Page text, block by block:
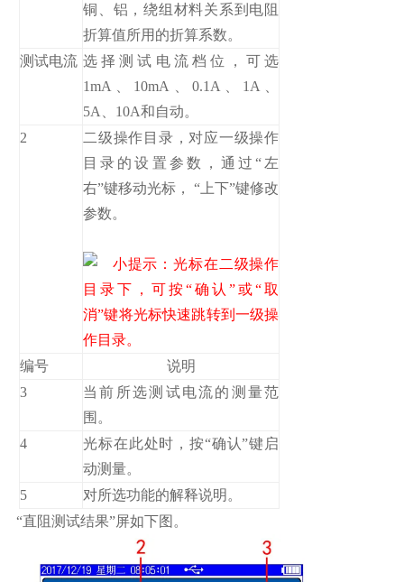
铜、铝，绕组材料关系到电阻
折算值所用的折算系数。
测试电流 选择测试电流档位，可选
1mA、10mA、0.1A、1A、
5A、10A和自动。
2
二级操作目录，对应一级操作
目录的设置参数，通过“左
右”键移动光标， “上下”键修改
参数。
小提示：光标在二级操作
目录下，可按“确认”或“取
消”键将光标快速跳转到一级操
作目录。
编号
说明
3
当前所选测试电流的测量范
围。
4
光标在此处时，按“确认”键启
动测量。
5
对所选功能的解释说明。
“直阻测试结果”屏如下图。